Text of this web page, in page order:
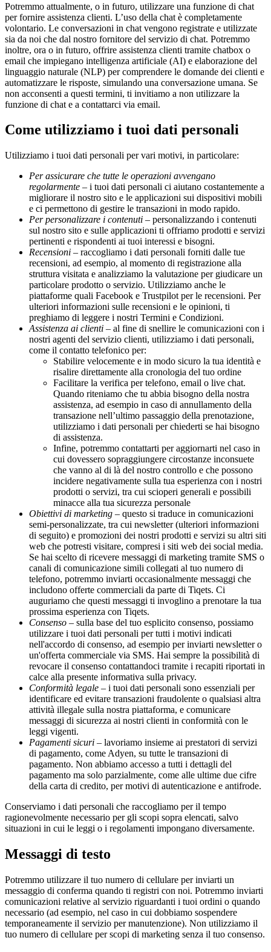
Potremmo attualmente, o in futuro, utilizzare una funzione di chat
per fornire assistenza clienti. L’uso della chat è completamente
volontario. Le conversazioni in chat vengono registrate e utilizzate
sia da noi che dal nostro fornitore del servizio di chat. Potremmo
inoltre, ora o in futuro, offrire assistenza clienti tramite chatbox o
email che impiegano intelligenza artificiale (AI) e elaborazione del
linguaggio naturale (NLP) per comprendere le domande dei clienti e
automatizzare le risposte, simulando una conversazione umana. Se
non acconsenti a questi termini, ti invitiamo a non utilizzare la
funzione di chat e a contattarci via email.
Come utilizziamo i tuoi dati personali
Utilizziamo i tuoi dati personali per vari motivi, in particolare:
Per assicurare che tutte le operazioni avvengano
regolarmente – i tuoi dati personali ci aiutano costantemente a
migliorare il nostro sito e le applicazioni sui dispositivi mobili
e ci permettono di gestire le transazioni in modo rapido.
Per personalizzare i contenuti – personalizzando i contenuti
sul nostro sito e sulle applicazioni ti offriamo prodotti e servizi
pertinenti e rispondenti ai tuoi interessi e bisogni.
Recensioni – raccogliamo i dati personali forniti dalle tue
recensioni, ad esempio, al momento di registrazione alla
struttura visitata e analizziamo la valutazione per giudicare un
particolare prodotto o servizio. Utilizziamo anche le
piattaforme quali Facebook e Trustpilot per le recensioni. Per
ulteriori informazioni sulle recensioni e le opinioni, ti
preghiamo di leggere i nostri Termini e Condizioni.
Assistenza ai clienti – al fine di snellire le comunicazioni con i
nostri agenti del servizio clienti, utilizziamo i dati personali,
come il contatto telefonico per:
Stabilire velocemente e in modo sicuro la tua identità e
risalire direttamente alla cronologia del tuo ordine
Facilitare la verifica per telefono, email o live chat.
Quando riteniamo che tu abbia bisogno della nostra
assistenza, ad esempio in caso di annullamento della
transazione nell’ultimo passaggio della prenotazione,
utilizziamo i dati personali per chiederti se hai bisogno
di assistenza.
Infine, potremmo contattarti per aggiornarti nel caso in
cui dovessero sopraggiungere circostanze inconsuete
che vanno al di là del nostro controllo e che possono
incidere negativamente sulla tua esperienza con i nostri
prodotti o servizi, tra cui scioperi generali e possibili
minacce alla tua sicurezza personale
Obiettivi di marketing – questo si traduce in comunicazioni
semi-personalizzate, tra cui newsletter (ulteriori informazioni
di seguito) e promozioni dei nostri prodotti e servizi su altri siti
web che potresti visitare, compresi i siti web dei social media.
Se hai scelto di ricevere messaggi di marketing tramite SMS o
canali di comunicazione simili collegati al tuo numero di
telefono, potremmo inviarti occasionalmente messaggi che
includono offerte commerciali da parte di Tiqets. Ci
auguriamo che questi messaggi ti invoglino a prenotare la tua
prossima esperienza con Tiqets.
Consenso – sulla base del tuo esplicito consenso, possiamo
utilizzare i tuoi dati personali per tutti i motivi indicati
nell'accordo di consenso, ad esempio per inviarti newsletter o
un'offerta commerciale via SMS. Hai sempre la possibilità di
revocare il consenso contattandoci tramite i recapiti riportati in
calce alla presente informativa sulla privacy.
Conformità legale – i tuoi dati personali sono essenziali per
identificare ed evitare transazioni fraudolente o qualsiasi altra
attività illegale sulla nostra piattaforma, e comunicare
messaggi di sicurezza ai nostri clienti in conformità con le
leggi vigenti.
Pagamenti sicuri – lavoriamo insieme ai prestatori di servizi
di pagamento, come Adyen, su tutte le transazioni di
pagamento. Non abbiamo accesso a tutti i dettagli del
pagamento ma solo parzialmente, come alle ultime due cifre
della carta di credito, per motivi di autenticazione e antifrode.
Conserviamo i dati personali che raccogliamo per il tempo
ragionevolmente necessario per gli scopi sopra elencati, salvo
situazioni in cui le leggi o i regolamenti impongano diversamente.
Messaggi di testo
Potremmo utilizzare il tuo numero di cellulare per inviarti un
messaggio di conferma quando ti registri con noi. Potremmo inviarti
comunicazioni relative al servizio riguardanti i tuoi ordini o quando
necessario (ad esempio, nel caso in cui dobbiamo sospendere
temporaneamente il servizio per manutenzione). Non utilizziamo il
tuo numero di cellulare per scopi di marketing senza il tuo consenso.